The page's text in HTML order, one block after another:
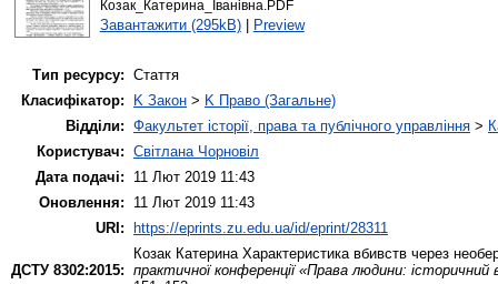
Козак_Катерина_Іванівна.PDF
Завантажити (295kB)| Preview
Тип ресурсу: Стаття
Класифікатор:
K Закон > K Право (Загальне)
Відділи: Факультет історії, права та публічного управління >
Користувач: Світлана Чорновіл
Дата подачі:
11 Лют 2019 11:43
Оновлення:
11 Лют 2019 11:43
URI:
https://eprints.zu.edu.ua/id/eprint/28311
ДСТУ 8302:2015:
Козак КатеринаХарактеристика вбивств через
практичної конференції «Права людини: